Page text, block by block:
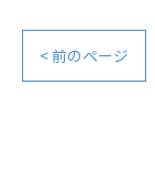
< 前のページ